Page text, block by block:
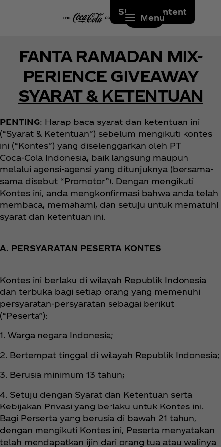
Skip to content
Menu
FANTA RAMADAN MIX-
PERIENCE GIVEAWAY
SYARAT & KETENTUAN
PENTING: Harap baca syarat dan ketentuan ini
(“Syarat & Ketentuan”) sebelum mengikuti kontes
ini (“Kontes”) yang diselenggarkan oleh PT
Coca‑Cola Indonesia, baik langsung maupun
melalui agensi-agensi yang ditunjuknya (bersama-
sama disebut “Promotor”). Dengan mengikuti
Kontes ini, anda mengkonfirmasi bahwa anda telah
membaca, memahami, dan setuju untuk mematuhi
syarat dan ketentuan ini.
A. PERSYARATAN PESERTA KONTES
Kontes ini berlaku di wilayah Republik Indonesia
dan terbuka bagi setiap orang yang memenuhi
persyaratan-persyaratan sebagai berikut
(“Peserta”):
1. Warga negara Indonesia;
2. Bertempat tinggal di wilayah Republik Indonesia;
3. Berusia minimum 13 tahun;
4. Setuju dengan Syarat dan Ketentuan serta
Kebijakan Privasi yang berlaku untuk Kontes ini.
Bagi Perserta yang berusia di bawah 21 tahun,
dengan mengikuti Kontes ini, Peserta menyatakan
telah mendapatkan ijin dari orang tua atau walinya